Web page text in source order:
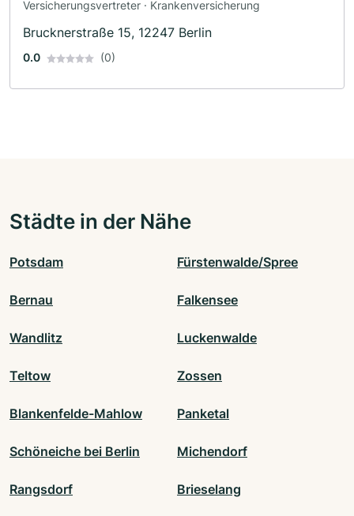
Versicherungsvertreter · Krankenversicherung
Brucknerstraße 15, 12247 Berlin
0.0 (0)
Städte in der Nähe
Potsdam Fürstenwalde/Spree
Bernau Falkensee
Wandlitz Luckenwalde
Teltow Zossen
Blankenfelde-Mahlow Panketal
Schöneiche bei Berlin Michendorf
Rangsdorf Brieselang